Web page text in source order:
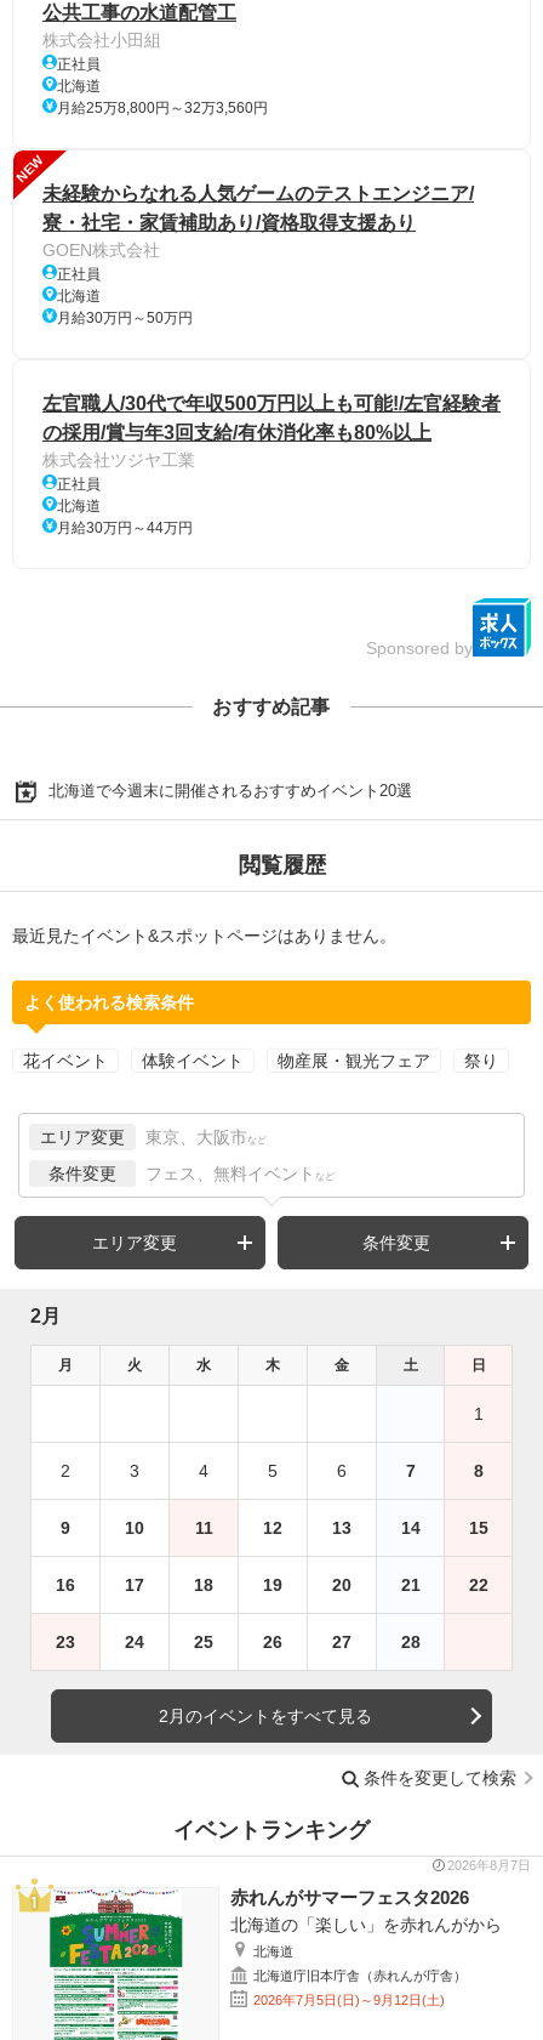
公共工事の水道配管工
株式会社小田組
正社員
北海道
月給25万8,800円～32万3,560円
NEW
未経験からなれる人気ゲームのテストエンジニア/
寮・社宅・家賃補助あり/資格取得支援あり
GOEN株式会社
正社員
北海道
月給30万円～50万円
左官職人/30代で年収500万円以上も可能!/左官経験者
の採用/賞与年3回支給/有休消化率も80%以上
株式会社ツジヤ工業
正社員
北海道
月給30万円～44万円
Sponsored by
おすすめ記事
北海道で今週末に開催されるおすすめイベント20選
閲覧履歴
最近見たイベント&スポットページはありません。
よく使われる検索条件
花イベント 体験イベント 物産展・観光フェア 祭り
エリア変更 東京、大阪市 など
条件変更 フェス、無料イベント など
エリア変更 条件変更
2月
月 火 水 木 金 土 日
1
2 3 4 5 6 7 8
9 10 11 12 13 14 15
16 17 18 19 20 21 22
23 24 25 26 27 28
2月のイベントをすべて見る
条件を変更して検索
イベントランキング
2026年8月7日
赤れんがサマーフェスタ2026
北海道の「楽しい」を赤れんがから
北海道
北海道庁旧本庁舎（赤れんが庁舎）
2026年7月5日(日)～9月12日(土)